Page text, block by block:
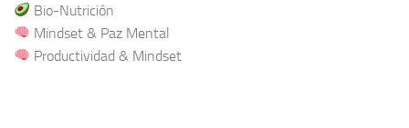
Bio-Nutrición
Mindset & Paz Mental
Productividad & Mindset